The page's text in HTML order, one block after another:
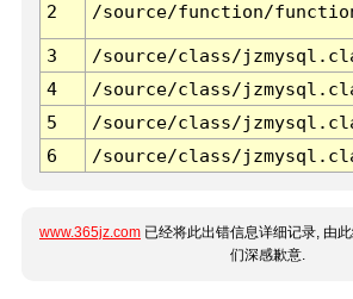
2 /source/function/
3 /source/class/
4
/source/class/
5
/source/class/
6
/source/class/
www.365jz.com 已经将此出错信息详细记录, 由
们深感歉意.